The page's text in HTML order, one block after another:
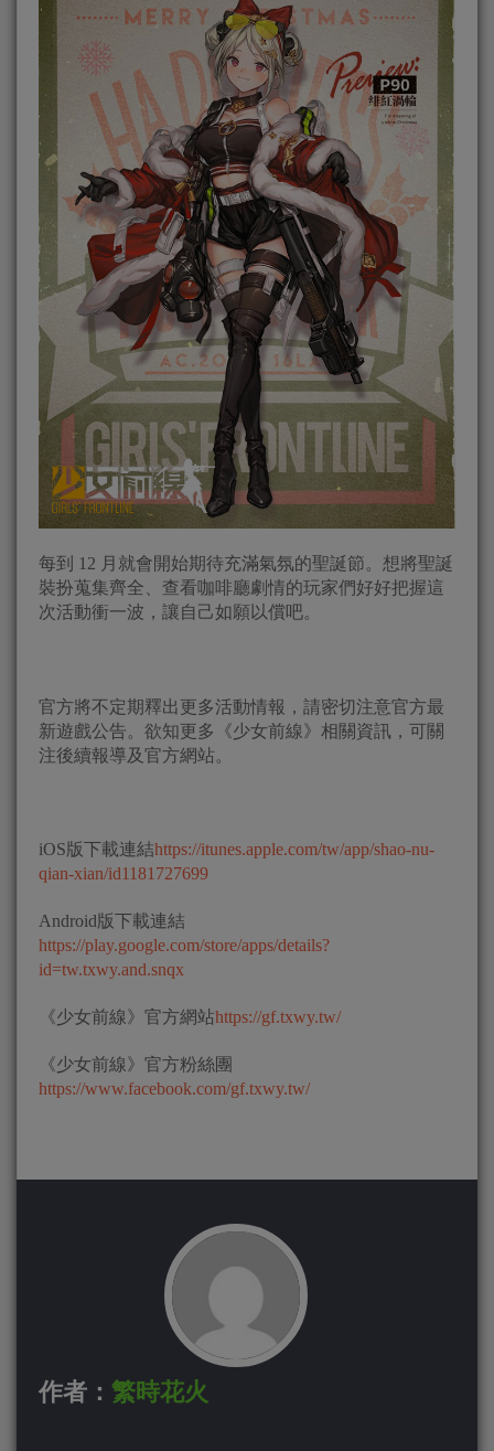
每到 12 月就會開始期待充滿氣氛的聖誕節。想將聖誕
裝扮蒐集齊全、查看咖啡廳劇情的玩家們好好把握這
次活動衝一波，讓自己如願以償吧。
官方將不定期釋出更多活動情報，請密切注意官方最
新遊戲公告。欲知更多《少女前線》相關資訊，可關
注後續報導及官方網站。
iOS版下載連結https://itunes.apple.com/tw/app/shao-nu-
qian-xian/id1181727699
Android版下載連結
https://play.google.com/store/apps/details?
id=tw.txwy.and.snqx
《少女前線》官方網站https://gf.txwy.tw/
《少女前線》官方粉絲團
https://www.facebook.com/gf.txwy.tw/
作者： 繁時花火